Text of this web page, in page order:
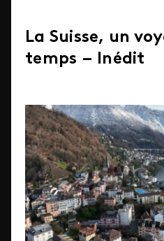
La Suisse, un
temps – Inédit